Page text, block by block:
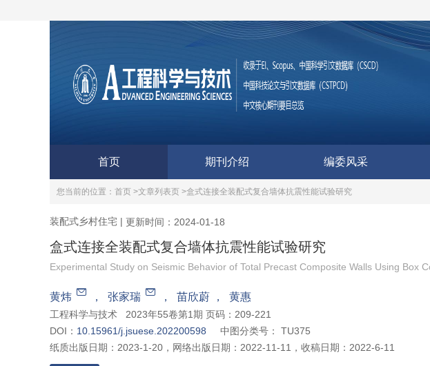
首页 期刊介绍 编委风采
您当前的位置： 首页 >文章列表页 >盒式连接全装配式复合墙体抗震性能试验研究
装配式乡村住宅 | 更新时间：2024-01-18
盒式连接全装配式复合墙体抗震性能试验研究
Experimental Study on Seismic Behavior of Total Precast Composite Walls Using Box
黄炜 ， 张家瑞 ， 苗欣蔚 ， 黄惠
工程科学与技术
2023年55卷第1期 页码：209-221
DOI： 10.15961/j.jsuese.202200598 中图分类号：
TU375
纸质出版日期： 2023-1-20 ， 网络出版日期： 2022-11-11 ， 收稿日期： 2022-6-11